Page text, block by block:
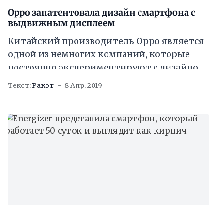
Oppo запатентовала дизайн смартфона с
выдвижным дисплеем
Китайский производитель Oppo является
одной из немногих компаний, которые
постоянно экспериментируют с дизайном
своих устройств. До сих пор большая часть
Текст:Ракот 8 Апр. 2019